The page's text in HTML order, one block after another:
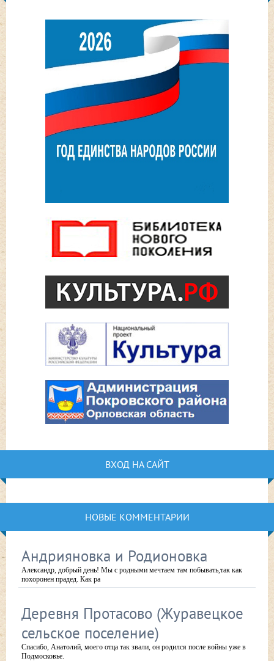
ВХОД НА САЙТ
НОВЫЕ КОММЕНТАРИИ
Андрияновка и Родионовка
Александр, добрый день! Мы с родными мечтаем там побывать,так как
похоронен прадед. Как ра
Деревня Протасово (Журавецкое
сельское поселение)
Спасибо, Анатолий, моего отца так звали, он родился после войны уже в
Подмосковье.